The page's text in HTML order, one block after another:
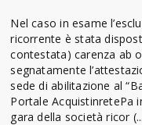
Nel caso in esame
ricorrente è stata
contestata) carenza ab
segnatamente
sede di abilitazione al
Portale AcquistinretePa
gara della società ricor